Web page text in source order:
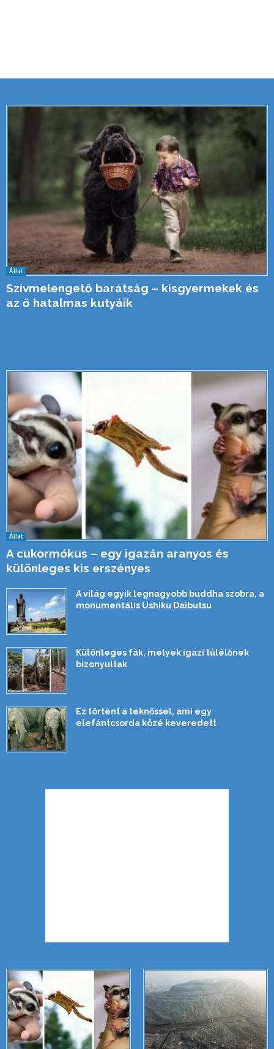
Állat
Szívmelengető barátság – kisgyermekek és
az ő hatalmas kutyáik
Állat
A cukormókus – egy igazán aranyos és
különleges kis erszényes
A világ egyik legnagyobb buddha szobra, a
monumentális Ushiku Daibutsu
Különleges fák, melyek igazi túlélőnek
bizonyultak
Ez történt a teknőssel, ami egy
elefántcsorda közé keveredett